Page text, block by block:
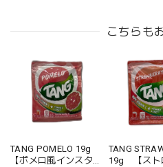
こちらも
TANG POMELO 19g
【ポメロ風インスタ
TANG
19g 【スト